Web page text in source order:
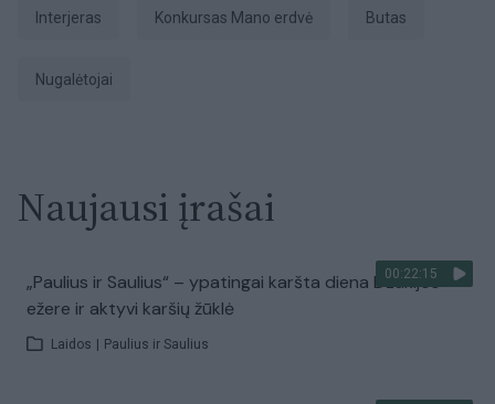
Interjeras konkursas Mano erdvė Butas
nugalėtojai
Naujausi įrašai
00:22:15
„Paulius ir Saulius“ – ypatingai karšta diena Dzūkijos
ežere ir aktyvi karšių žūklė
Laidos Paulius ir Saulius